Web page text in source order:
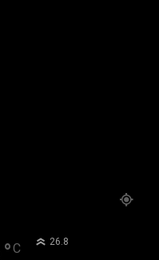
°C 26.8